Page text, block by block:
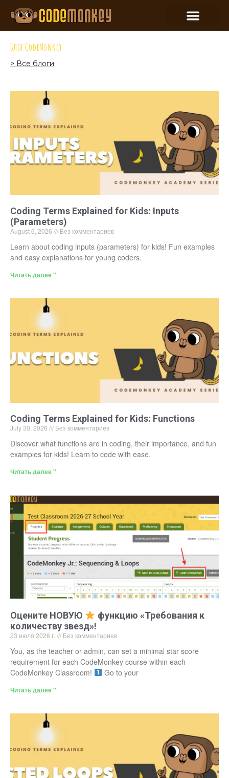
Блог CodeMonkey
> Все блоги
Coding Terms Explained for Kids: Inputs
(Parameters)
August 6, 2026 Без комментариев
Learn about coding inputs (parameters) for kids! Fun examples
and easy explanations for young coders.
Читать далее "
Coding Terms Explained for Kids: Functions
July 30, 2026 Без комментариев
Discover what functions are in coding, their importance, and fun
examples for kids! Learn to code with ease.
Читать далее "
Оцените НОВУЮ
функцию «Требования к
количеству звезд»!
23 июля 2026 г. Без комментариев
You, as the teacher or admin, can set a minimal star score
requirement for each CodeMonkey course within each
CodeMonkey Classroom!
Go to your
Читать далее "